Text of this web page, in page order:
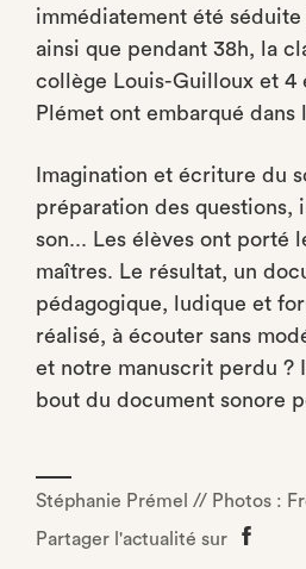
immédiatement été
ainsi que pendant 38h, la
collège Louis-Guilloux et 4
Plémet ont embarqué dans
Imagination et écriture du
préparation des questions,
son... Les élèves ont porté
maîtres. Le résultat, un
pédagogique, ludique et
réalisé, à écouter sans
et notre manuscrit perdu ?
bout du document sonore
Stéphanie Prémel // Photos :
Partager l'actualité sur
Partager